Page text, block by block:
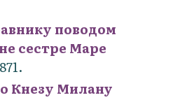
поводом
сестре Маре
Кнезу Милану